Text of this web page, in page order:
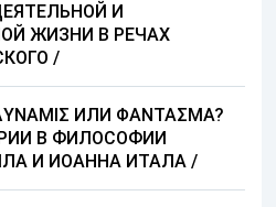
И
ЖИЗНИ В РЕЧАХ
/
ИЛИ ΦANΤΑΣΜΑ?
В ФИЛОСОФИИ
И ИОАННА ИТАЛА /